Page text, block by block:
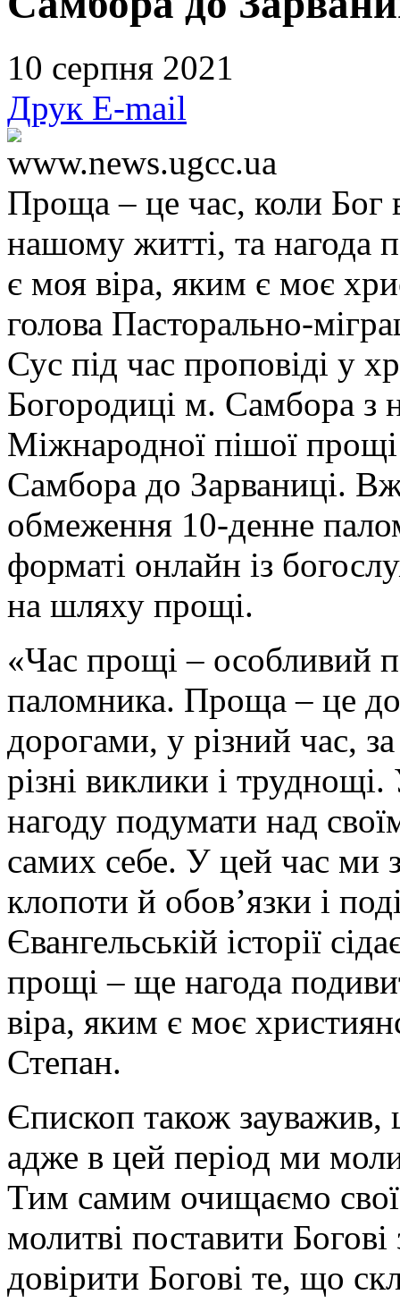
10 серпня 2021
Друк E-mail
www.news.ugcc.ua
Проща – це час, коли Бог
нашому житті, та нагода
є моя віра, яким є моє
голова Пасторально-
Сус під час проповіді у
Богородиці м. Самбора з
Міжнародної пішої прощі
Самбора до Зарваниці.
обмеження 10-денне
форматі онлайн із
на шляху прощі.
«Час прощі – особливий
паломника. Проща – це
дорогами, у різний час,
різні виклики і
нагоду подумати над
самих себе. У цей час ми
клопоти й обов’язки і
Євангельській історії
прощі – ще нагода
віра, яким є моє
Степан.
Єпископ також
адже в цей період ми
Тим самим очищаємо
молитві поставити
довірити Богові те, що